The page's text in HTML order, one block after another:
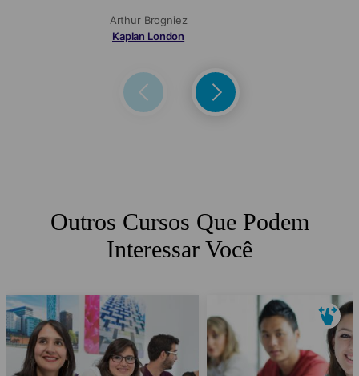
Arthur Brogniez
Kaplan London
Outros Cursos Que Podem
Interessar Você